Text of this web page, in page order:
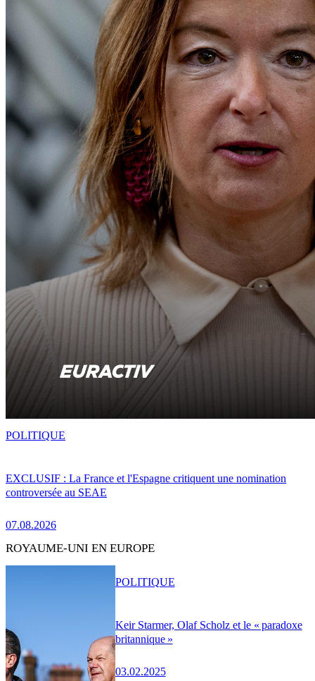
EXCLUSIF : La France et l'Espagne critiquent une nomination
controversée au SEAE
07.08.2026
POLITIQUE
ROYAUME-UNI EN EUROPE
Keir Starmer, Olaf Scholz et le « paradoxe
britannique »
03.02.2025
POLITIQUE